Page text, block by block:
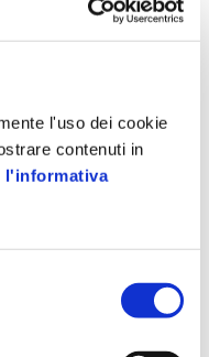
l'uso dei cookie
contenuti in
l'informativa